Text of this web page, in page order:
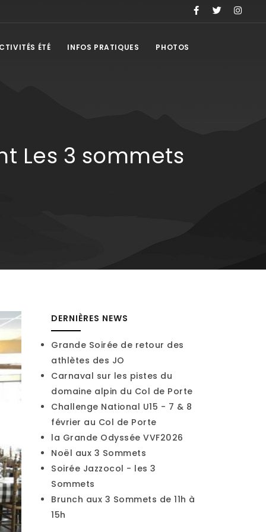
ÉTÉ INFOS PRATIQUES PHOTOS
Les 3 sommets
DERNIÈRES NEWS
Grande Soirée de retour des
athlètes des JO
Carnaval sur les pistes du
domaine alpin du Col de Porte
Challenge National U15 - 7 & 8
février au Col de Porte
la Grande Odyssée VVF2026
Noël aux 3 Sommets
Soirée Jazzocol - les 3
Sommets
Brunch aux 3 Sommets de 11h à
15h